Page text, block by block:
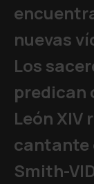
nuevas
Los
predican
León XIV
cantante
Smith-